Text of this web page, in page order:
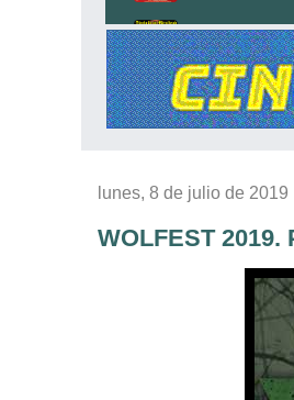
lunes, 8 de julio de 2019
WOLFEST